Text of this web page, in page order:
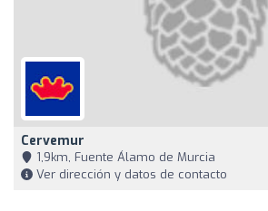
Cervemur
1,9km, Fuente Álamo de Murcia
Ver dirección y datos de contacto